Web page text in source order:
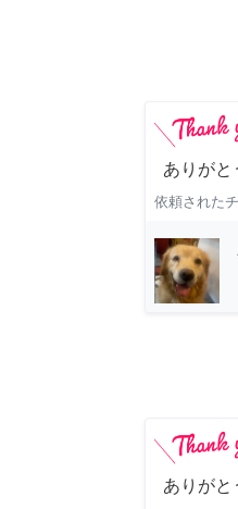
ありがと
依頼された
ありがと